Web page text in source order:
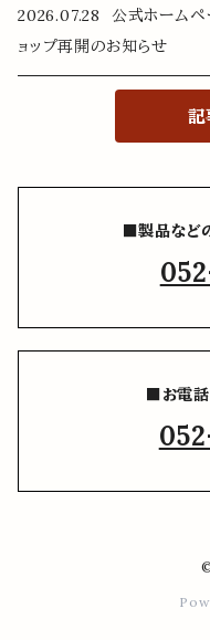
2026.07.28 公式ホームペ
ョップ再開のお知らせ
記
■製品など
■お電